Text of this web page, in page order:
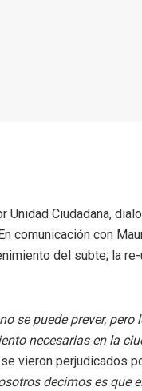
Unidad Ciudadana,
comunicación con
del subte; la
se puede prever, pero
necesarias en la
vieron perjudicados
decimos es que